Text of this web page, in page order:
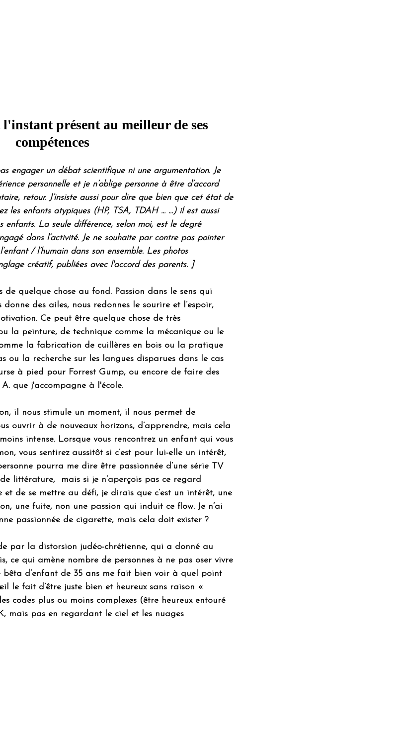
présent au meilleur de ses
compétences
engager un débat scientifique ni une argumentation. Je
personnelle et je n’oblige personne à être d’accord
retour. J’insiste aussi pour dire que bien que cet état de
les enfants atypiques (HP, TSA, TDAH ... ...) il est aussi
enfants. La seule différence, selon moi, est le degré
dans l’activité. Je ne souhaite par contre pas pointer
/ l’humain dans son ensemble. Les photos
créatif, publiées avec l'accord des parents. ]
de quelque chose au fond. Passion dans le sens qui
des ailes, nous redonnes le sourire et l’espoir,
Ce peut être quelque chose de très
la peinture, de technique comme la mécanique ou le
la fabrication de cuillères en bois ou la pratique
ou la recherche sur les langues disparues dans le cas
à pied pour Forrest Gump, ou encore de faire des
que j'accompagne à l'école.
il nous stimule un moment, il nous permet de
ouvrir à de nouveaux horizons, d’apprendre, mais cela
intense. Lorsque vous rencontrez un enfant qui vous
vous sentirez aussitôt si c’est pour lui-elle un intérêt,
pourra me dire être passionnée d’une série TV
littérature,  mais si je n’aperçois pas ce regard
et de se mettre au défi, je dirais que c’est un intérêt, une
une fuite, non une passion qui induit ce flow. Je n’ai
passionnée de cigarette, mais cela doit exister ?
par la distorsion judéo-chrétienne, qui a donné au
ce qui amène nombre de personnes à ne pas oser vivre
bêta d’enfant de 35 ans me fait bien voir à quel point
le fait d’être juste bien et heureux sans raison «
codes plus ou moins complexes (être heureux entouré
mais pas en regardant le ciel et les nuages